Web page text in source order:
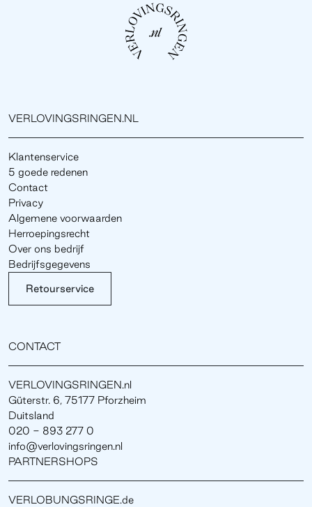
VERLOVINGSRINGEN.NL
Klantenservice
5 goede redenen
Contact
Privacy
Algemene voorwaarden
Herroepingsrecht
Over ons bedrijf
Bedrijfsgegevens
Retourservice
CONTACT
VERLOVINGSRINGEN.nl
Güterstr. 6, 75177 Pforzheim
Duitsland
020 - 893 277 0
info@verlovingsringen.nl
PARTNERSHOPS
VERLOBUNGSRINGE.de